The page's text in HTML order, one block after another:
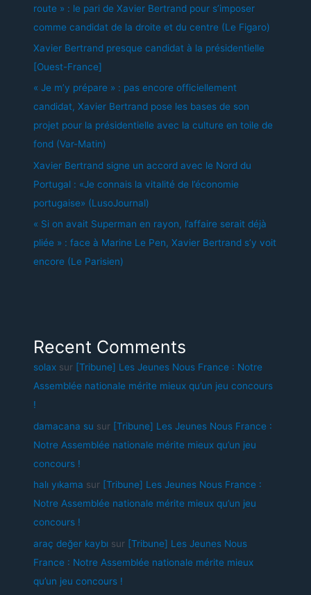
route » : le pari de Xavier Bertrand pour s’imposer
comme candidat de la droite et du centre (Le Figaro)
Xavier Bertrand presque candidat à la présidentielle
[Ouest-France]
« Je m’y prépare » : pas encore officiellement
candidat, Xavier Bertrand pose les bases de son
projet pour la présidentielle avec la culture en toile de
fond (Var-Matin)
Xavier Bertrand signe un accord avec le Nord du
Portugal : «Je connais la vitalité de l’économie
portugaise» (LusoJournal)
« Si on avait Superman en rayon, l’affaire serait déjà
pliée » : face à Marine Le Pen, Xavier Bertrand s’y voit
encore (Le Parisien)
Recent Comments
solax sur [Tribune] Les Jeunes Nous France : Notre
Assemblée nationale mérite mieux qu’un jeu concours
!
damacana su sur [Tribune] Les Jeunes Nous France :
Notre Assemblée nationale mérite mieux qu’un jeu
concours !
halı yıkama sur [Tribune] Les Jeunes Nous France :
Notre Assemblée nationale mérite mieux qu’un jeu
concours !
araç değer kaybı sur [Tribune] Les Jeunes Nous
France : Notre Assemblée nationale mérite mieux
qu’un jeu concours !